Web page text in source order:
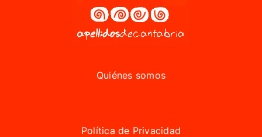
Quiénes somos
Política de Privacidad